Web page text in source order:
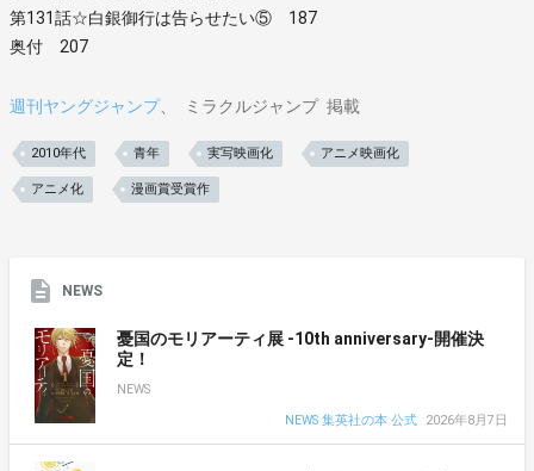
第131話☆白銀御行は告らせたい⑤ 187
奥付 207
週刊ヤングジャンプ ミラクルジャンプ 掲載
2010年代 青年 実写映画化 アニメ映画化
アニメ化 漫画賞受賞作
NEWS
憂国のモリアーティ展 -10th anniversary-開催決
定！
NEWS
NEWS 集英社の本 公式
2026年8月7日